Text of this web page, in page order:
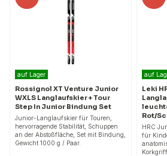
auf Lager
Rossignol XT Venture Junior
WXLS Langlaufskier + Tour
Step In Junior Bindung Set
Junior-Langlaufskier für Touren,
hervorragende Stabilität, Schuppen
an der Abstoßfläche, Set mit Bindung,
Gewicht 1000 g / Paar.
auf
Leki
Rot/
HRC
für